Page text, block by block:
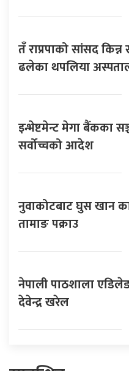
तँ राप्रपाको सांसद
ढलेका थपलिया
इन्भेष्टमेन्ट मेगा बैंकका
सर्वोच्चको आदेश
नुवाकोटबाट घुस खान
तामाङ पक्राउ
नेपाली पाठशाला
देवेन्द्र खरेल